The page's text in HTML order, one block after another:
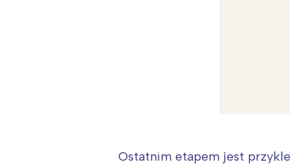
Ostatnim etapem jest